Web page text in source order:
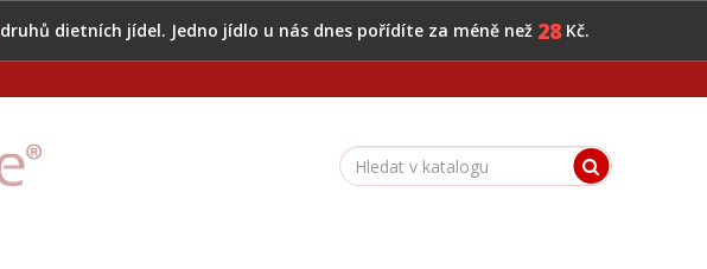
druhů dietních jídel. Jedno jídlo u nás dnes pořídíte za méně než 28Kč.